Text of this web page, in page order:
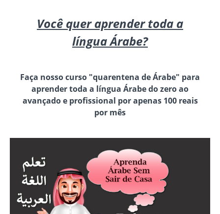
Você quer aprender toda a
língua Árabe?
Faça nosso curso "quarentena de Árabe" para
aprender toda a língua Árabe do zero ao
avançado e profissional por apenas 100 reais
por mês